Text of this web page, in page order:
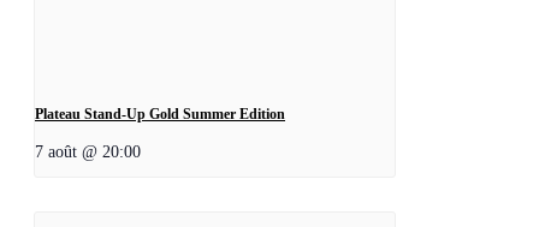
Plateau Stand-Up Gold Summer Edition
7 août @ 20:00